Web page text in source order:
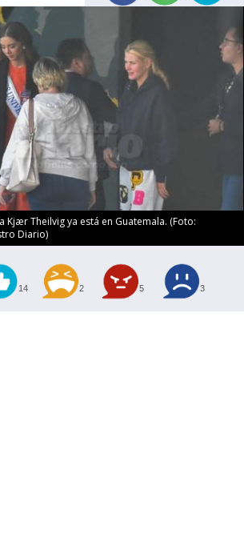
Kjær Theilvig ya está en Guatemala. (Foto:
Diario)
14 2 5 3